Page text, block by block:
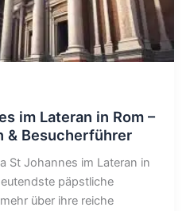
im Lateran in Rom –
& Besucherführer
St Johannes im Lateran in
päpstliche
über ihre reiche